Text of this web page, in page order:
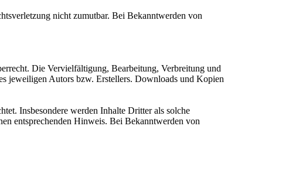
nicht zumutbar. Bei Bekanntwerden von
Die Vervielfältigung, Bearbeitung, Verbreitung und
jeweiligen Autors bzw. Erstellers. Downloads und Kopien
Insbesondere werden Inhalte Dritter als solche
entsprechenden Hinweis. Bei Bekanntwerden von